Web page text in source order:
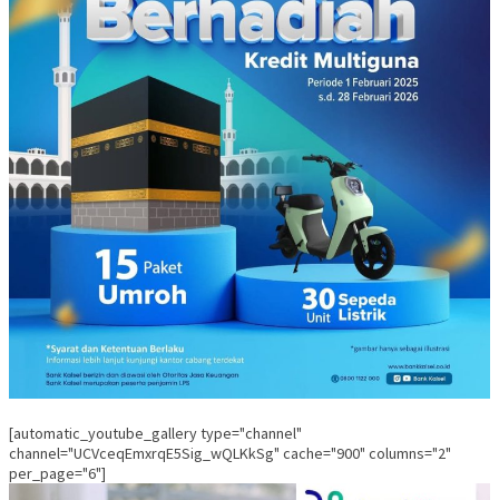
[automatic_youtube_gallery type="channel"
channel="UCVceqEmxrqE5Sig_wQLKkSg" cache="900" columns="2"
per_page="6"]